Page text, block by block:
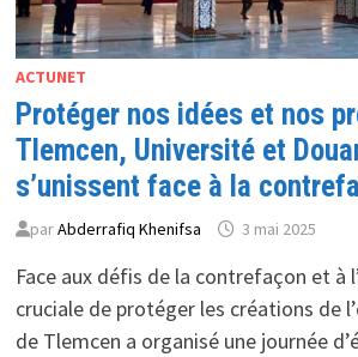
ACTUNET
Protéger nos idées et nos
Tlemcen, Université et
s’unissent face à la
parAbderrafiq Khenifsa 3 mai 2025
Face aux défis de la contrefaçon et à
cruciale de protéger les créations de
de Tlemcen a organisé une journée